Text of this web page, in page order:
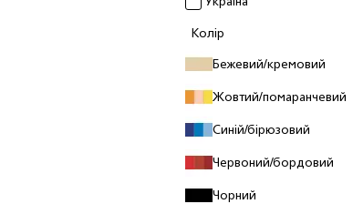
Колiр
Бежевий/кремовий
Жовтий/помаранчевий
Синій/бірюзовий
Червоний/бордовий
Чорний